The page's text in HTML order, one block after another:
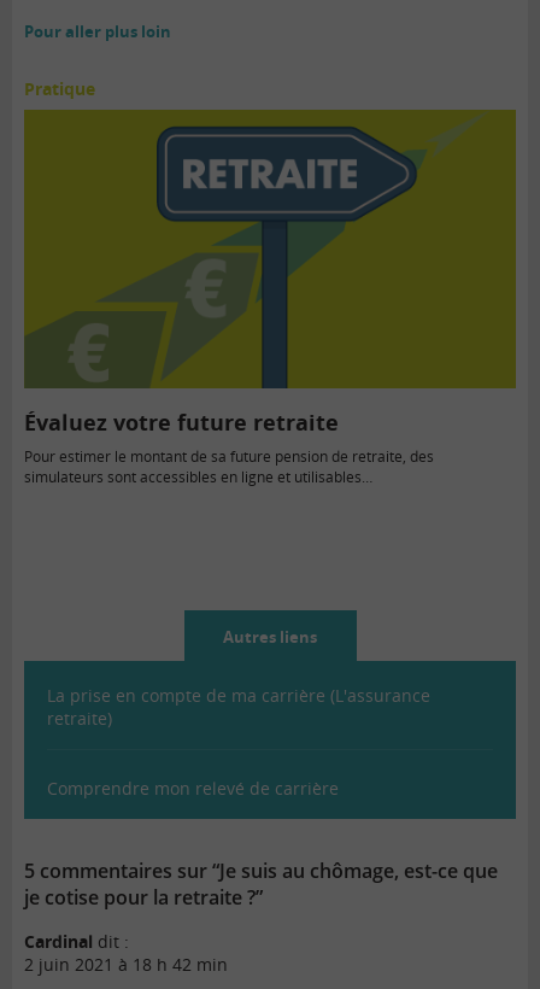
Pour aller plus loin
Pratique
Évaluez votre future retraite
Pour estimer le montant de sa future pension de retraite, des
simulateurs sont accessibles en ligne et utilisables…
Autres liens
La prise en compte de ma carrière (L'assurance
retraite)
Comprendre mon relevé de carrière
5 commentaires sur “Je suis au chômage, est-ce que
je cotise pour la retraite ?”
Cardinal dit :
2 juin 2021 à 18 h 42 min